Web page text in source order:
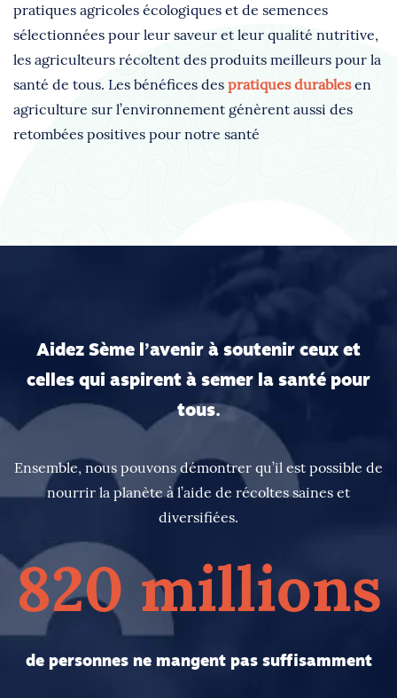
pratiques agricoles écologiques et de semences
sélectionnées pour leur saveur et leur qualité nutritive,
les agriculteurs récoltent des produits meilleurs pour la
santé de tous. Les bénéfices des pratiques durablesen
agriculture sur l’environnement génèrent aussi des
retombées positives pour notre santé
Aidez Sème l’avenir à soutenir ceux et
celles qui aspirent à semer la santé pour
tous.
Ensemble, nous pouvons démontrer qu’il est possible de
nourrir la planète à l’aide de récoltes saines et
diversifiées.
820 millions
de personnes ne mangent pas suffisamment